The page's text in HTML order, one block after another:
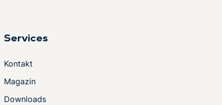
Services
Kontakt
Magazin
Downloads